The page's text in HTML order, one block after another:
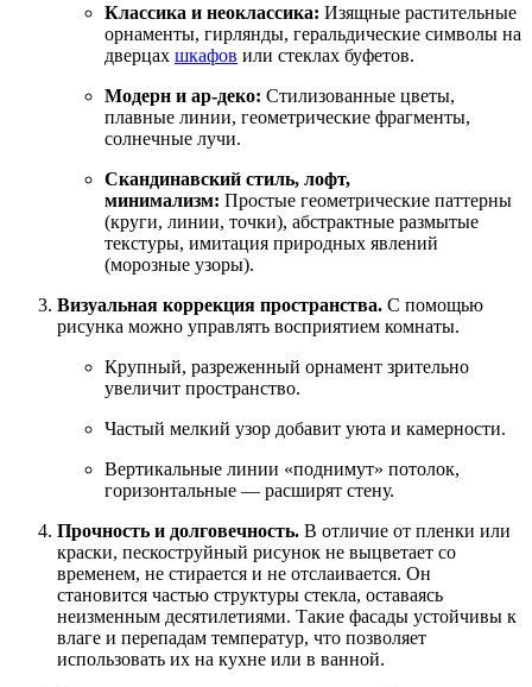
Классика и неоклассика: Изящные растительные
орнаменты, гирлянды, геральдические символы на
дверцах шкафов или стеклах буфетов.
Модерн и ар-деко: Стилизованные цветы,
плавные линии, геометрические фрагменты,
солнечные лучи.
Скандинавский стиль, лофт,
минимализм: Простые геометрические паттерны
(круги, линии, точки), абстрактные размытые
текстуры, имитация природных явлений
(морозные узоры).
Визуальная коррекция пространства. С помощью
рисунка можно управлять восприятием комнаты.
Крупный, разреженный орнамент зрительно
увеличит пространство.
Частый мелкий узор добавит уюта и камерности.
Вертикальные линии «поднимут» потолок,
горизонтальные — расширят стену.
Прочность и долговечность. В отличие от пленки или
краски, пескоструйный рисунок не выцветает со
временем, не стирается и не отслаивается. Он
становится частью структуры стекла, оставаясь
неизменным десятилетиями. Такие фасады устойчивы к
влаге и перепадам температур, что позволяет
использовать их на кухне или в ванной.